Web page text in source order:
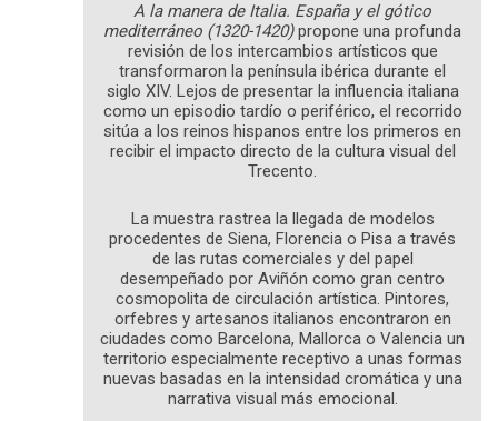
A la manera de Italia. España y el gótico
mediterráneo (1320-1420)propone una profunda
revisión de los intercambios artísticos que
transformaron la península ibérica durante el
siglo XIV. Lejos de presentar la influencia italiana
como un episodio tardío o periférico, el recorrido
sitúa a los reinos hispanos entre los primeros en
recibir el impacto directo de la cultura visual del
Trecento.
La muestra rastrea la llegada de modelos
procedentes de Siena, Florencia o Pisa a través
de las rutas comerciales y del papel
desempeñado por Aviñón como gran centro
cosmopolita de circulación artística. Pintores,
orfebres y artesanos italianos encontraron en
ciudades como Barcelona, Mallorca o Valencia un
territorio especialmente receptivo a unas formas
nuevas basadas en la intensidad cromática y una
narrativa visual más emocional.